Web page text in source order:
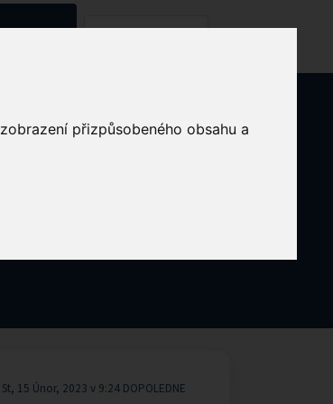
přizpůsobeného obsahu a
15 Únor, 2023 v 9:24 DOPOLEDNE